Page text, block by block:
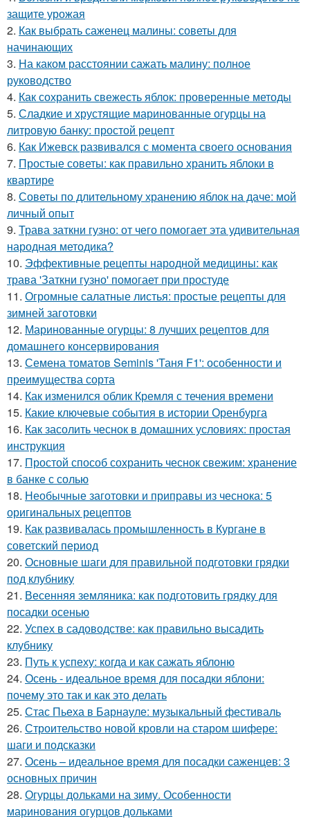
защите урожая
2. Как выбрать саженец малины: советы для
начинающих
3. На каком расстоянии сажать малину: полное
руководство
4. Как сохранить свежесть яблок: проверенные методы
5. Сладкие и хрустящие маринованные огурцы на
литровую банку: простой рецепт
6. Как Ижевск развивался с момента своего основания
7. Простые советы: как правильно хранить яблоки в
квартире
8. Советы по длительному хранению яблок на даче: мой
личный опыт
9. Трава заткни гузно: от чего помогает эта удивительная
народная методика?
10. Эффективные рецепты народной медицины: как
трава 'Заткни гузно' помогает при простуде
11. Огромные салатные листья: простые рецепты для
зимней заготовки
12. Маринованные огурцы: 8 лучших рецептов для
домашнего консервирования
13. Семена томатов Seminis 'Таня F1': особенности и
преимущества сорта
14. Как изменился облик Кремля с течения времени
15. Какие ключевые события в истории Оренбурга
16. Как засолить чеснок в домашних условиях: простая
инструкция
17. Простой способ сохранить чеснок свежим: хранение
в банке с солью
18. Необычные заготовки и приправы из чеснока: 5
оригинальных рецептов
19. Как развивалась промышленность в Кургане в
советский период
20. Основные шаги для правильной подготовки грядки
под клубнику
21. Весенняя земляника: как подготовить грядку для
посадки осенью
22. Успех в садоводстве: как правильно высадить
клубнику
23. Путь к успеху: когда и как сажать яблоню
24. Осень - идеальное время для посадки яблони:
почему это так и как это делать
25. Стас Пьеха в Барнауле: музыкальный фестиваль
26. Строительство новой кровли на старом шифере:
шаги и подсказки
27. Осень – идеальное время для посадки саженцев: 3
основных причин
28. Огурцы дольками на зиму. Особенности
маринования огурцов дольками